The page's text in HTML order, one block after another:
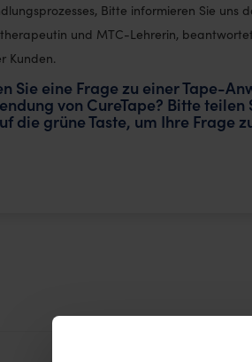
Bitte informieren Sie uns
und MTC-Lehrerin,
Kunden.
Sie eine Frage zu einer Tape-
von CureTape? Bitte teilen
die grüne Taste, um Ihre Frage